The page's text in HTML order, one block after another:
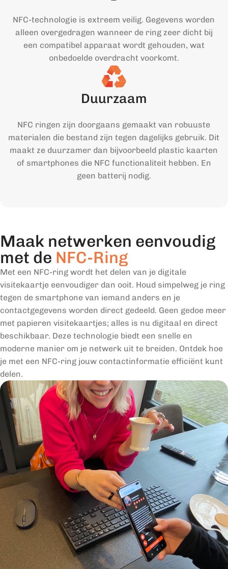
NFC-technologie is extreem veilig. Gegevens worden
alleen overgedragen wanneer de ring zeer dicht bij
een compatibel apparaat wordt gehouden, wat
onbedoelde overdracht voorkomt.
Duurzaam
NFC ringen zijn doorgaans gemaakt van robuuste
materialen die bestand zijn tegen dagelijks gebruik. Dit
maakt ze duurzamer dan bijvoorbeeld plastic kaarten
of smartphones die NFC functionaliteit hebben. En
geen batterij nodig.
Maak netwerken eenvoudig
met de NFC-Ring
Met een NFC-ring wordt het delen van je digitale
visitekaartje eenvoudiger dan ooit. Houd simpelweg je ring
tegen de smartphone van iemand anders en je
contactgegevens worden direct gedeeld. Geen gedoe meer
met papieren visitekaartjes; alles is nu digitaal en direct
beschikbaar. Deze technologie biedt een snelle en
moderne manier om je netwerk uit te breiden. Ontdek hoe
je met een NFC-ring jouw contactinformatie efficiënt kunt
delen.